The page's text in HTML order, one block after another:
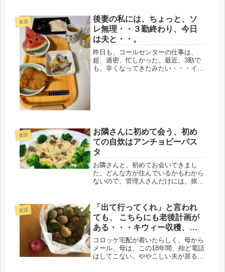
に載ってるけど、いつ、そうなっても
おかしくないかもしれない。玄関、ド
アの...
生活
後妻の私には、ちょっと、ソ
レ無理・・３勤終わり、今日
は夫と・・。
昨日も、コールセンターの仕事は、
超、過密、忙しかった。最近、3勤で
も、辛くなってきたみたい・・・イカ
生活
お隣さんに初めて会う、初め
ての自炊はアンチョビーパス
タ
お隣さんと、初めてお会いできまし
た。どんな方が住んでいるかもわから
ないので、管理人さんだけには、挨拶
と、わざわざ、伝えに行く必要もな
し。すると、今朝、また山のようなゴ
ミを捨て...
生活
「出て行ってくれ」と言われ
ても、 こちらにも老後計画が
ある・・・キウィー収穫、リ
ンゴも買った。
コロッケ宅配が着いたらしく、母から
メール、母は、この18年間、殆ど電話
はしてこない。ややこしい夫が居る